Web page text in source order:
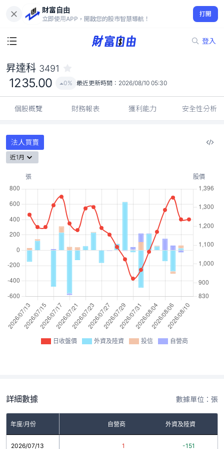
財富自由
立即使用APP，開啟您的股市智慧導航！
打開
登入
1235.00
0%
昇達科 3491
1235.00 0% 最近更新時間： 2026/08/10 05:30
個股概覽 財務報表 獲利能力 安全性分析
法人買賣
近1月
日收盤價 外資及陸資 投信 自營商
詳細數據 數據單位：張
年度/月份 自營商 外資及陸資
2026/07/13 1 -151